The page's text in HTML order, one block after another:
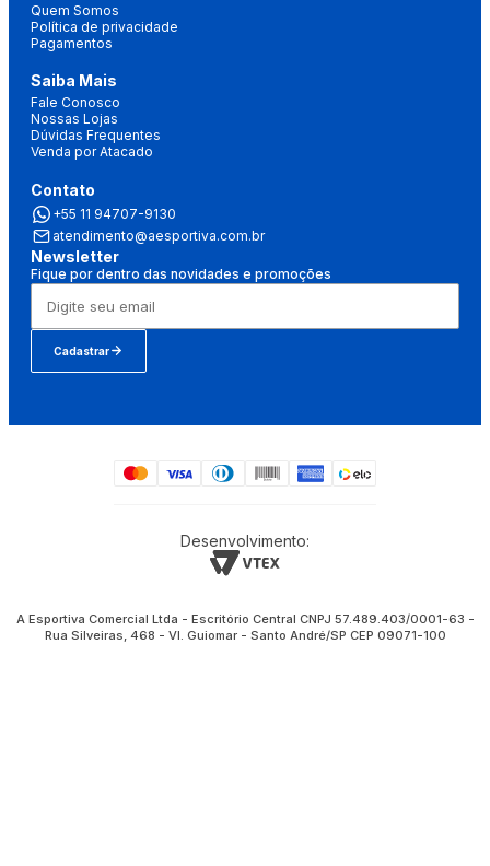
Quem Somos
Política de privacidade
Pagamentos
Saiba Mais
Fale Conosco
Nossas Lojas
Dúvidas Frequentes
Venda por Atacado
Contato
+55 11 94707-9130
atendimento@aesportiva.com.br
Newsletter
Fique por dentro das novidades e promoções
Cadastrar
Desenvolvimento:
A Esportiva Comercial Ltda - Escritório Central CNPJ 57.489.403/0001-63 -
Rua Silveiras, 468 - Vl. Guiomar - Santo André/SP CEP 09071-100